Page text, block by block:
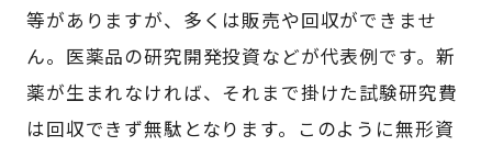
等がありますが、多くは販売や回収ができませ
ん。医薬品の研究開発投資などが代表例です。新
薬が生まれなければ、それまで掛けた試験研究費
は回収できず無駄となります。このように無形資